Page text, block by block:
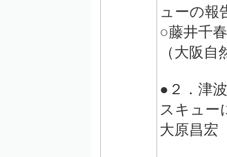
ューの報
○藤井千
（大阪自
●２．津
スキュー
大原昌宏